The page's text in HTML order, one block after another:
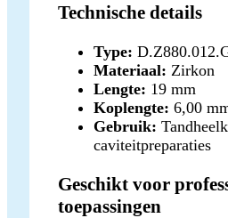
Technische details
Type:
Materiaal: Zirkon
Lengte: 19 mm
Koplengte: 6,00
Gebruik:
caviteitpreparaties
Geschikt voor
toepassingen